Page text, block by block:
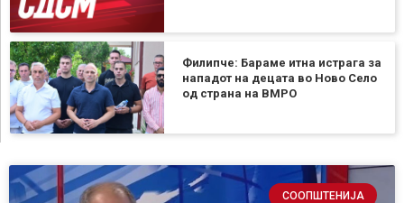
Филипче: Бараме итна истрага за
нападот на децата во Ново Село
од страна на ВМРО
СООПШТЕНИЈА